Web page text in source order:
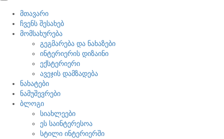
მთავარი
ჩვენს შესახებ
მომსახურება
გეგმარება და ნახაზები
ინტერიერის დიზაინი
ექსტერიერი
ავეჯის დამზადება
ნახატები
ნამუშევრები
ბლოგი
სიახლეები
ეს საინტერესოა
სტილი ინტერიერში